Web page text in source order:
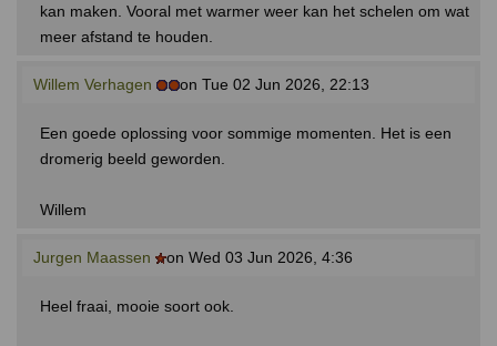
kan maken. Vooral met warmer weer kan het schelen om wat
meer afstand te houden.
Willem Verhagen on Tue 02 Jun 2026, 22:13
Een goede oplossing voor sommige momenten. Het is een
dromerig beeld geworden.
Willem
Jurgen Maassen on Wed 03 Jun 2026, 4:36
Heel fraai, mooie soort ook.